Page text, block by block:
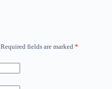
Required fields are marked *